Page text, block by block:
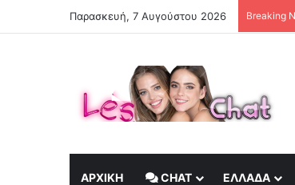
Παρασκευή, 7 Αυγούστου 2026 Breaking
ΑΡΧΙΚΉ CHAT ΕΛΛΆΔΑ